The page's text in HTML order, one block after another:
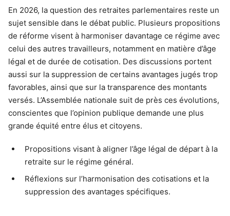
En 2026, la question des retraites parlementaires reste un
sujet sensible dans le débat public. Plusieurs propositions
de réforme visent à harmoniser davantage ce régime avec
celui des autres travailleurs, notamment en matière d’âge
légal et de durée de cotisation. Des discussions portent
aussi sur la suppression de certains avantages jugés trop
favorables, ainsi que sur la transparence des montants
versés. L’Assemblée nationale suit de près ces évolutions,
conscientes que l’opinion publique demande une plus
grande équité entre élus et citoyens.
Propositions visant à aligner l’âge légal de départ à la
retraite sur le régime général.
Réflexions sur l’harmonisation des cotisations et la
suppression des avantages spécifiques.